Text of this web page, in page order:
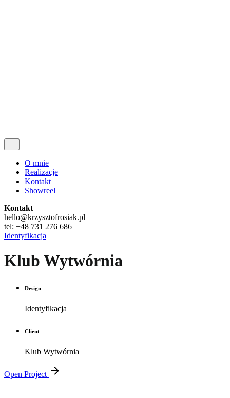
O mnie
Realizacje
Kontakt
Showreel
Kontakt
hello@krzysztofrosiak.pl
tel: +48 731 276 686
Identyfikacja
Klub Wytwórnia
Design
Identyfikacja
Client
Klub Wytwórnia
Open Project